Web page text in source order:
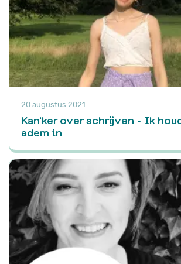
20 augustus 2021
Kan'ker over schrijven - Ik
adem in